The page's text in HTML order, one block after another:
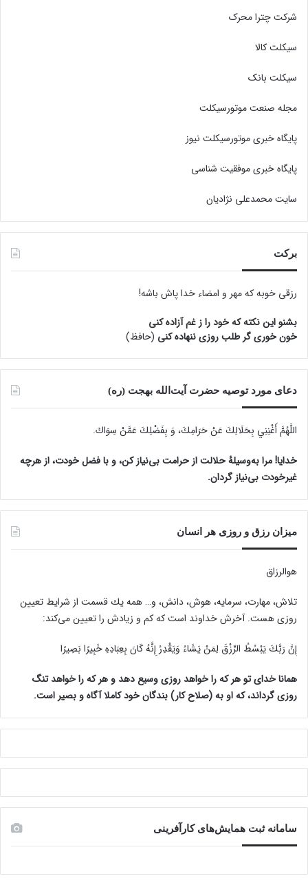
شرکت چترا محرک
سیکلت کالا
سیکلت بانک
مجله صنعت موتورسیکلت
پایگاه خبری موتورسیکلت نیوز
پایگاه خبری موفقیت شناسی
سایت محمدعلی نژادیان
برکت
رزقی خوبه كه مهر و امضاء خدا پاش باشه!
بشنو این نکته که خود را ز غم آزاده کنی
خون خوری گر طلب روزی ننهاده کنی (حافظ)
دعای مورد توصیه حضرت آیت‌الله بهجت (ره)
اللَّهُمَّ أَغْنِنِي بِحَلَالِكَ عَنْ حَرَامِكَ، وَ بِفَضْلِكَ عَمَّنْ سِوَاكَ‏.
خدایا! مرا به‌وسیلۀ حلالت از حرامت بی‌نیاز کن، و با فضل خودت، از هرچه
غیرخودت بی‌نیاز گردان.
میزان رزق و روزی هر انسان
هوالرزاق
تلاش، مهارت، سرمايه، هوش، دانش، و… همه يك قسمت از شرايط تعيين
روزى هست. آخرش خداوند است كه كم و زيادش را تعيين مى‌كند:
إِنَّ رَبَّكَ يَبْسُطُ الرِّزْقَ لِمَنْ يَشَاءُ وَيَقْدِرُ إِنَّهُ كَانَ بِعِبَادِهِ خَبِيرًا بَصِيرًا
همانا خدای تو هر که را خواهد روزی وسیع دهد و هر که را خواهد تنگ
روزی گرداند، که او به (صلاح کار) بندگان خود کاملا آگاه و بصیر است.
سامانه ثبت همایش‌های کارآفرینی